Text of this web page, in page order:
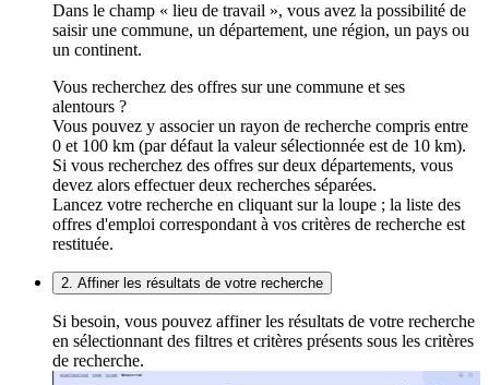
Dans le champ « lieu de travail », vous avez la possibilité de
saisir une commune, un département, une région, un pays ou
un continent.
Vous recherchez des offres sur une commune et ses
alentours ?
Vous pouvez y associer un rayon de recherche compris entre
0 et 100 km (par défaut la valeur sélectionnée est de 10 km).
Si vous recherchez des offres sur deux départements, vous
devez alors effectuer deux recherches séparées.
Lancez votre recherche en cliquant sur la loupe ; la liste des
offres d'emploi correspondant à vos critères de recherche est
restituée.
2. Affiner les résultats de votre recherche
Si besoin, vous pouvez affiner les résultats de votre recherche
en sélectionnant des filtres et critères présents sous les critères
de recherche.